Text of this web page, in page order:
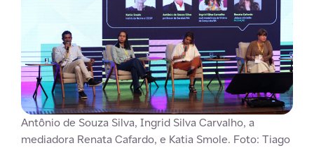
Antônio de Souza Silva, Ingrid Silva Carvalho, a
mediadora Renata Cafardo, e Katia Smole. Foto: Tiago